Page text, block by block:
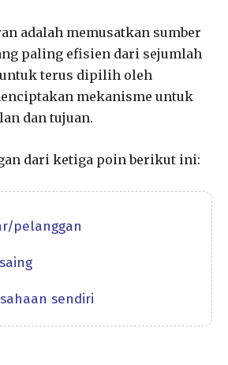
adalah memusatkan sumber
paling efisien dari sejumlah
terus dipilih oleh
mekanisme untuk
dan tujuan.
dari ketiga poin berikut ini:
pelanggan
sendiri